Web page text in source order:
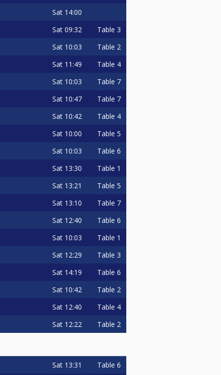
be played race to 7. 1 ball on
are required to check the
not have the obligation to
minutes, the 2nd frame, and
MUST BE NOTIFIED TO THE
Sat 14:00
Sat 09:32 Table 3
Sat 10:03 Table 2
Sat 11:49 Table 4
Sat 10:03 Table 7
Sat 10:47 Table 7
Sat 10:42 Table 4
Sat 10:00 Table 5
Sat 10:03 Table 6
Sat 13:30 Table 1
Sat 13:21 Table 5
Sat 13:10 Table 7
Sat 12:40 Table 6
Sat 10:03 Table 1
Sat 12:29 Table 3
Sat 14:19 Table 6
Sat 10:42 Table 2
Sat 12:40 Table 4
Sat 12:22 Table 2
Sat 13:31 Table 6